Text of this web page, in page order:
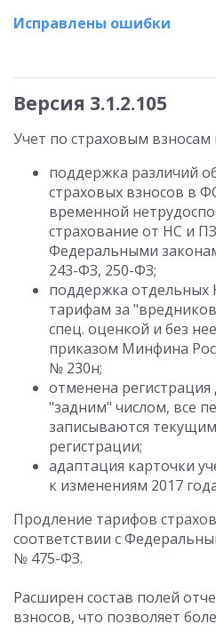
Исправлены ошибки
Версия 3.1.2.105
Учет по страховым взносам
поддержка различий
страховых взносов в
временной
страхование от НС и
Федеральными
243-ФЗ, 250-ФЗ;
поддержка отдельных
тарифам за
спец. оценкой и без
приказом Минфина
№ 230н;
отменена
"задним" числом, все
записываются
регистрации;
адаптация карточки
к изменениям 2017
Продление тарифов
соответствии с
№ 475-ФЗ.
Расширен состав полей
взносов, что позволяет